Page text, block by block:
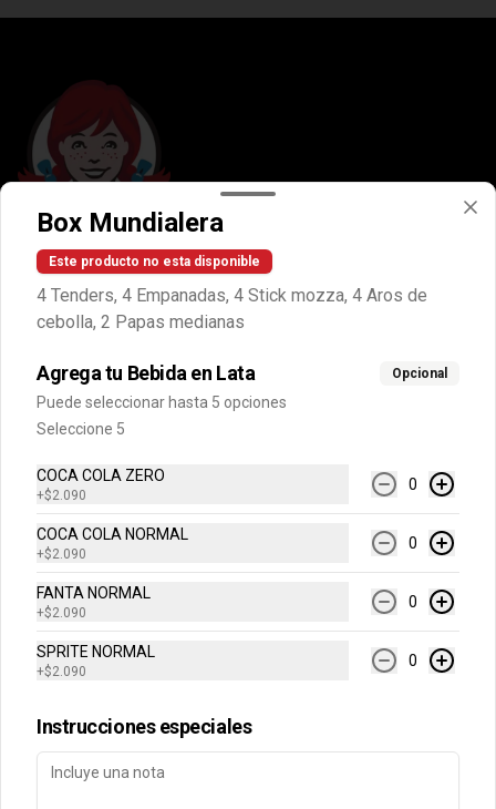
Conócenos
DEGASA
Trabaja con nosotros
Escríbenos por WhatsApp: +56950183243
Locales
Términos y condiciones
Política de privacidad
Redes sociales
Instagram
Mi cuenta
Box Mundialera
Este producto no esta disponible
4 Tenders, 4 Empanadas, 4 Stick mozza, 4 Aros de
cebolla, 2 Papas medianas
Agrega tu Bebida en Lata Opcional
Puede seleccionar hasta 5 opciones
Seleccione 5
COCA COLA ZERO
+$2.090
0
COCA COLA NORMAL
+$2.090
0
FANTA NORMAL
+$2.090
0
SPRITE NORMAL
+$2.090
0
Instrucciones especiales